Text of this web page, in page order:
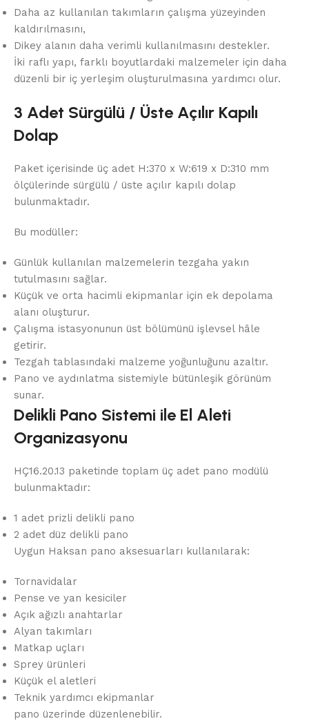
Daha az kullanılan takımların çalışma yüzeyinden
kaldırılmasını,
Dikey alanın daha verimli kullanılmasını destekler.
İki raflı yapı, farklı boyutlardaki malzemeler için daha
düzenli bir iç yerleşim oluşturulmasına yardımcı olur.
3 Adet Sürgülü / Üste Açılır Kapılı
Dolap
Paket içerisinde üç adet H:370 x W:619 x D:310 mm
ölçülerinde sürgülü / üste açılır kapılı dolap
bulunmaktadır.
Bu modüller:
Günlük kullanılan malzemelerin tezgaha yakın
tutulmasını sağlar.
Küçük ve orta hacimli ekipmanlar için ek depolama
alanı oluşturur.
Çalışma istasyonunun üst bölümünü işlevsel hâle
getirir.
Tezgah tablasındaki malzeme yoğunluğunu azaltır.
Pano ve aydınlatma sistemiyle bütünleşik görünüm
sunar.
Delikli Pano Sistemi ile El Aleti
Organizasyonu
HÇ16.20.13 paketinde toplam üç adet pano modülü
bulunmaktadır:
1 adet prizli delikli pano
2 adet düz delikli pano
Uygun Haksan pano aksesuarları kullanılarak:
Tornavidalar
Pense ve yan kesiciler
Açık ağızlı anahtarlar
Alyan takımları
Matkap uçları
Sprey ürünleri
Küçük el aletleri
Teknik yardımcı ekipmanlar
pano üzerinde düzenlenebilir.